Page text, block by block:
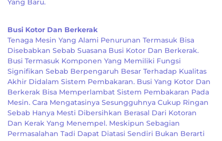
Yang Baru.
Busi Kotor Dan Berkerak
Tenaga Mesin Yang Alami Penurunan Termasuk Bisa
Disebabkan Sebab Suasana Busi Kotor Dan Berkerak.
Busi Termasuk Komponen Yang Memiliki Fungsi
Signifikan Sebab Berpengaruh Besar Terhadap Kualitas
Akhir Didalam Sistem Pembakaran. Busi Yang Kotor Dan
Berkerak Bisa Memperlambat Sistem Pembakaran Pada
Mesin. Cara Mengatasinya Sesungguhnya Cukup Ringan
Sebab Hanya Mesti Dibersihkan Berasal Dari Kotoran
Dan Kerak Yang Menempel. Meskipun Sebagian
Permasalahan Tadi Dapat Diatasi Sendiri Bukan Berarti